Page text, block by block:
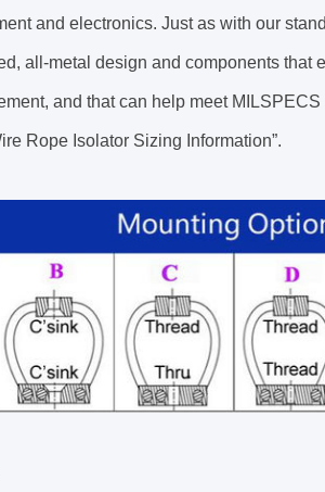
and electronics. Just as with our
all-metal design and components that
and that can help meet
Rope Isolator Sizing Information”.